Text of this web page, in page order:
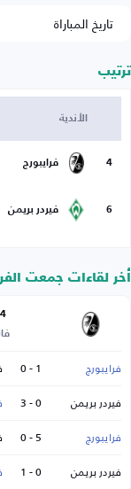
تاريخ المباراة
ترتيب
الأندية
4 فرايبورج
6 فيردر بريمن
أخر لقاءات جمعت
4
فرايبورج 1 - 0
فيردر بريمن
0 - 3
فرايبورج
5 - 0
فيردر بريمن
0 - 1